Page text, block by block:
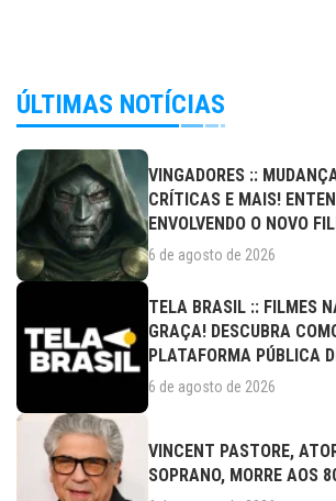
ÚLTIMAS NOTÍCIAS
VINGADORES ::
CRÍTICAS E MAIS!
ENVOLVENDO O NOVO
6 de agosto de 2026
TELA BRASIL :: FILMES
GRAÇA! DESCUBRA
PLATAFORMA PÚBLICA
6 de agosto de 2026
VINCENT PASTORE,
SOPRANO, MORRE AOS